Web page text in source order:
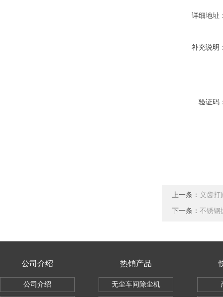
详细地址
补充说明
验证码
上一条： 义齿打
下一条： 不锈钢
公司介绍
公司介绍
热销产品
无尘车间除尘机